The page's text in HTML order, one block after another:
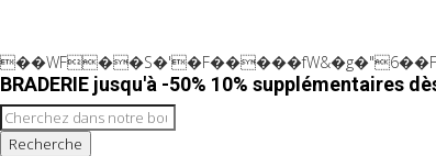
BRADERIE jusqu'à -50% 10% supplémentaires
Recherche